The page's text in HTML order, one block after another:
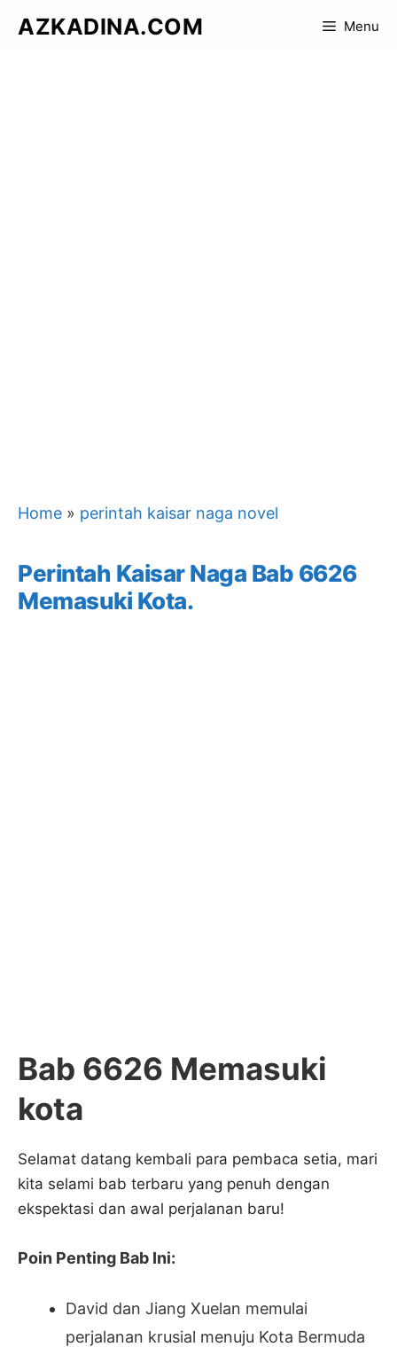
AZKADINA.COM Menu
Home » perintah kaisar naga novel
Perintah Kaisar Naga Bab 6626
Memasuki Kota.
Bab 6626 Memasuki
kota
Selamat datang kembali para pembaca setia, mari
kita selami bab terbaru yang penuh dengan
ekspektasi dan awal perjalanan baru!
Poin Penting Bab Ini:
David dan Jiang Xuelan memulai
perjalanan krusial menuju Kota Bermuda